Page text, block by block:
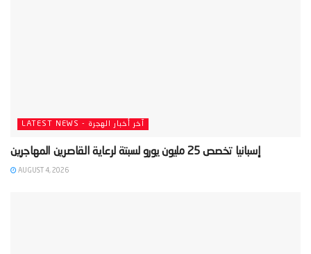
LATEST NEWS - آخر أخبار الهجرة
AUGUST 4, 2026